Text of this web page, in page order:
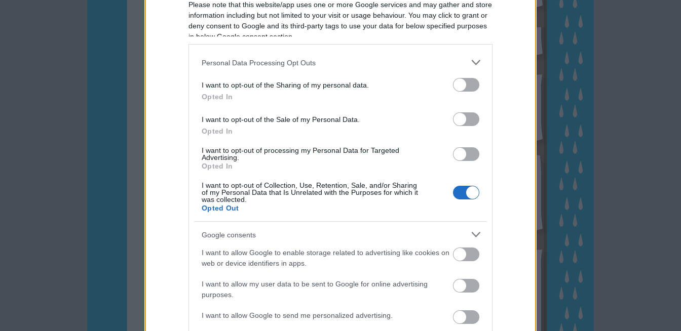
Please note that this website/app uses one or more Google services and may gather and store
information including but not limited to your visit or usage behaviour. You may click to grant or
deny consent to Google and its third-party tags to use your data for below specified purposes
in below Google consent section.
Personal Data Processing Opt Outs
I want to opt-out of the Sharing of my personal data.
Opted In
I want to opt-out of the Sale of my Personal Data.
Opted In
I want to opt-out of processing my Personal Data for Targeted
Advertising.
Opted In
I want to opt-out of Collection, Use, Retention, Sale, and/or Sharing
of my Personal Data that Is Unrelated with the Purposes for which it
was collected.
Opted Out
Google consents
I want to allow Google to enable storage related to advertising like cookies on
web or device identifiers in apps.
I want to allow my user data to be sent to Google for online advertising
purposes.
I want to allow Google to send me personalized advertising.
Kövessen Facebookon
Keresés
Kertészete
Hírlevél feliratkozás
Youtube csatornám
Archívum
2022 október
2022 szeptember
2022 augusztus
2022 április
(3
2021 december